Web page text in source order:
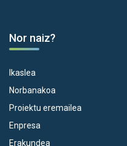
Nor naiz?
Ikaslea
Norbanakoa
Proiektu eremailea
Enpresa
Erakundea